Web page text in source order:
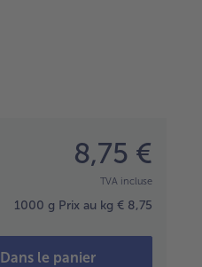
8,75 €
TVA incluse
1000 g Prix au kg € 8,75
Dans le panier